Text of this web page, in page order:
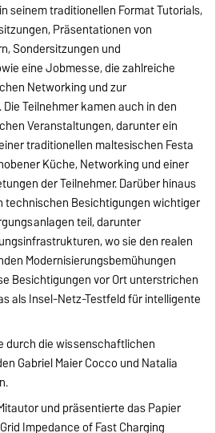
seinem traditionellen Format Tutorials,
Präsentationen von
Sondersitzungen und
eine Jobmesse, die zahlreiche
Networking und zur
Teilnehmer kamen auch in den
Veranstaltungen, darunter ein
traditionellen maltesischen Festa
Küche, Networking und einer
der Teilnehmer. Darüber hinaus
technischen Besichtigungen wichtiger
teil, darunter
wo sie den realen
Modernisierungsbemühungen
Besichtigungen vor Ort unterstrichen
als Insel-Netz-Testfeld für intelligente
durch die wissenschaftlichen
Gabriel Maier Cocco und Natalia
und präsentierte das Papier
Impedance of Fast Charging